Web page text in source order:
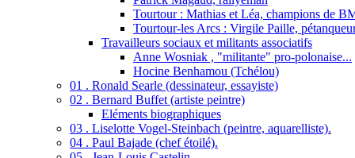
Tourtour : Mathias et Léa, champions de
Tourtour-les Arcs : Virgile Paille,
Travailleurs sociaux et militants associatifs
Anne Wosniak , "militante" pro-polonaise...
Hocine Benhamou (Tchélou)
01 . Ronald Searle (dessinateur, essayiste)
02 . Bernard Buffet (artiste peintre)
Eléments biographiques
03 . Liselotte Vogel-Steinbach (peintre, aquarelliste).
04 . Paul Bajade (chef étoilé).